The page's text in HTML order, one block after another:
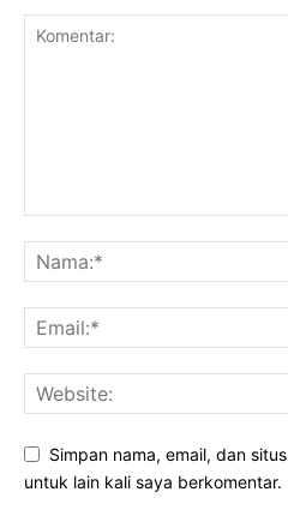
Simpan nama, email, dan
untuk lain kali saya berkomentar.